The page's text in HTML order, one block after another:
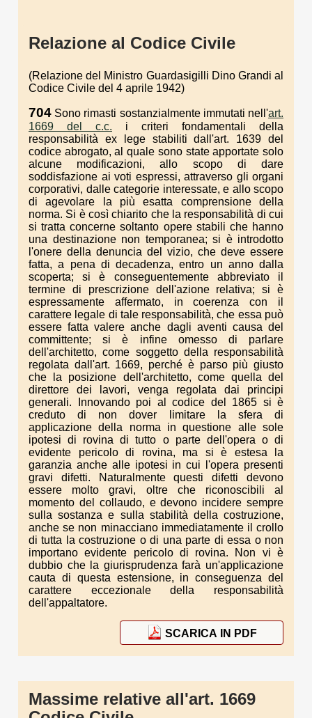
Relazione al Codice Civile
(Relazione del Ministro Guardasigilli Dino Grandi al
Codice Civile del 4 aprile 1942)
704 Sono rimasti sostanzialmente immutati nell'art.
1669 del c.c. i criteri fondamentali della
responsabilità ex lege stabiliti dall'art. 1639 del
codice abrogato, al quale sono state apportate solo
alcune modificazioni, allo scopo di dare
soddisfazione ai voti espressi, attraverso gli organi
corporativi, dalle categorie interessate, e allo scopo
di agevolare la più esatta comprensione della
norma. Si è così chiarito che la responsabilità di cui
si tratta concerne soltanto opere stabili che hanno
una destinazione non temporanea; si è introdotto
l'onere della denuncia del vizio, che deve essere
fatta, a pena di decadenza, entro un anno dalla
scoperta; si è conseguentemente abbreviato il
termine di prescrizione dell'azione relativa; si è
espressamente affermato, in coerenza con il
carattere legale di tale responsabilità, che essa può
essere fatta valere anche dagli aventi causa del
committente; si è infine omesso di parlare
dell'architetto, come soggetto della responsabilità
regolata dall'art. 1669, perché è parso più giusto
che la posizione dell'architetto, come quella del
direttore dei lavori, venga regolata dai principi
generali. Innovando poi al codice del 1865 si è
creduto di non dover limitare la sfera di
applicazione della norma in questione alle sole
ipotesi di rovina di tutto o parte dell'opera o di
evidente pericolo di rovina, ma si è estesa la
garanzia anche alle ipotesi in cui l'opera presenti
gravi difetti. Naturalmente questi difetti devono
essere molto gravi, oltre che riconoscibili al
momento del collaudo, e devono incidere sempre
sulla sostanza e sulla stabilità della costruzione,
anche se non minacciano immediatamente il crollo
di tutta la costruzione o di una parte di essa o non
importano evidente pericolo di rovina. Non vi è
dubbio che la giurisprudenza farà un'applicazione
cauta di questa estensione, in conseguenza del
carattere eccezionale della responsabilità
dell'appaltatore.
SCARICA IN PDF
Massime relative all'art. 1669